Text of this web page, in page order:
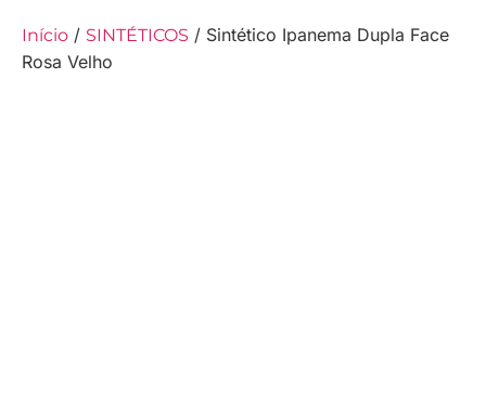
Início / SINTÉTICOS / Sintético Ipanema Dupla Face
Rosa Velho